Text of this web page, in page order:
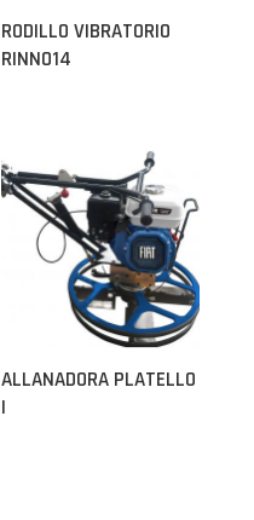
RODILLO VIBRATORIO
RINNO14
ALLANADORA PLATELLO
I